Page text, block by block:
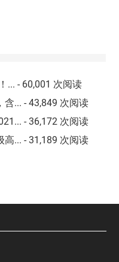
... - 60,001 次阅读
含... - 43,849 次阅读
- 36,172 次阅读
高... - 31,189 次阅读